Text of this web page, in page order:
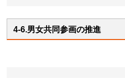
4-6.男女共同参画の推進